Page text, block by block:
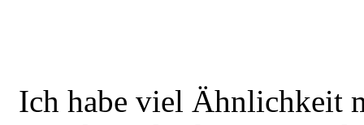
Ich habe viel Ähnlichkeit